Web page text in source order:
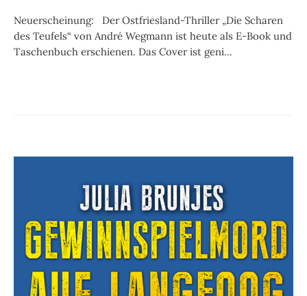
Neuerscheinung: Der Ostfriesland-Thriller „Die Scharen
des Teufels“ von André Wegmann ist heute als E-Book und
Taschenbuch erschienen. Das Cover ist geni...